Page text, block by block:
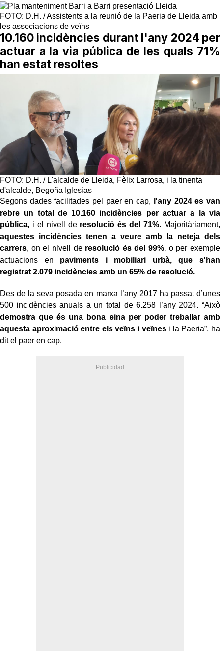
FOTO: D.H. / Assistents a la reunió de la Paeria de Lleida amb
les associacions de veïns
10.160 incidències durant l'any 2024 per
actuar a la via pública de les quals 71%
han estat resoltes
FOTO: D.H. / L'alcalde de Lleida, Fèlix Larrosa, i la tinenta
d'alcalde, Begoña Iglesias
Segons dades facilitades pel paer en cap, l'any 2024 es van
rebre un total de 10.160 incidències per actuar a la via
pública, i el nivell de resolució és del 71%. Majoritàriament,
aquestes incidències tenen a veure amb la neteja dels
carrers, on el nivell de resolució és del 99%, o per exemple
actuacions en paviments i mobiliari urbà, que s'han
registrat 2.079 incidències amb un 65% de resolució.
Des de la seva posada en marxa l’any 2017 ha passat d’unes
500 incidències anuals a un total de 6.258 l’any 2024. “Això
demostra que és una bona eina per poder treballar amb
aquesta aproximació entre els veïns i veïnesi la Paeria”, ha
dit el paer en cap.